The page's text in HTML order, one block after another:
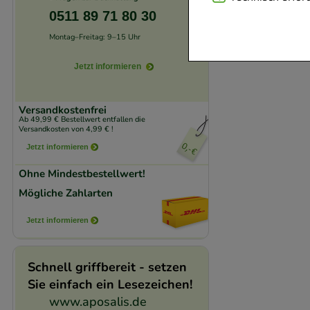
Website
verzichtet werden
0511 89 71 80 30
Montag–Freitag: 9–15 Uhr
Jetzt informieren
Versandkostenfrei
Ab 49,99 € Bestellwert entfallen die
Versandkosten von 4,99 € !
Jetzt informieren
Ohne Mindestbestellwert!
Mögliche Zahlarten
Jetzt informieren
Schnell griffbereit - setzen
Sie einfach ein Lesezeichen!
www.aposalis.de